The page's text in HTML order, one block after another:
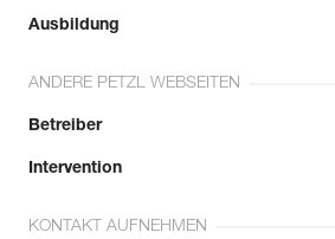
Ausbildung
ANDERE PETZL WEBSEITEN
Betreiber
Intervention
KONTAKT AUFNEHMEN